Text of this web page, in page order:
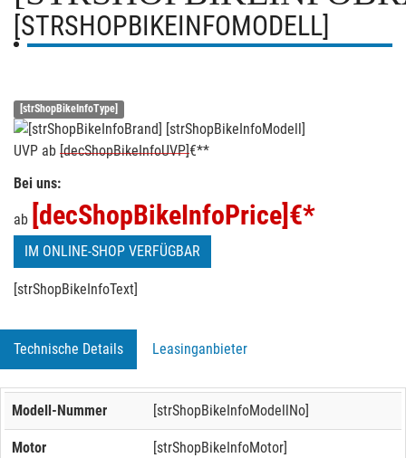
[STRSHOPBIKEINFOMODELL]
[strShopBikeInfoType]
UVP ab [decShopBikeInfoUVP]€**
Bei uns:
ab [decShopBikeInfoPrice] €*
IM ONLINE-SHOP VERFÜGBAR
[strShopBikeInfoText]
Technische Details Leasinganbieter
Modell-Nummer [strShopBikeInfoModellNo]
Motor [strShopBikeInfoMotor]